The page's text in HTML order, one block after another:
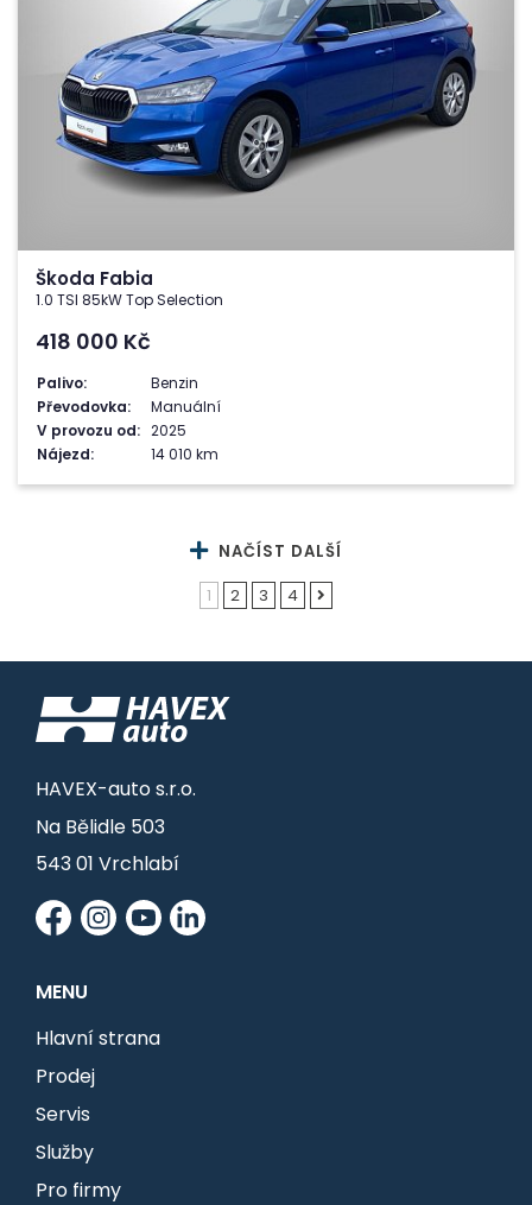
Škoda Fabia
1.0 TSI 85kW Top Selection
418 000 Kč
Palivo:
Benzin
Převodovka:
Manuální
V provozu od: 2025
Nájezd:
14 010 km
NAČÍST DALŠÍ
1
2 3 4
HAVEX-auto s.r.o.
Na Bělidle 503
543 01 Vrchlabí
MENU
Hlavní strana
Prodej
Servis
Služby
Pro firmy